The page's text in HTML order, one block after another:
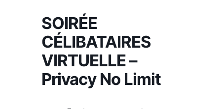
SOIRÉE
CÉLIBATAIRES
VIRTUELLE –
Privacy No Limit